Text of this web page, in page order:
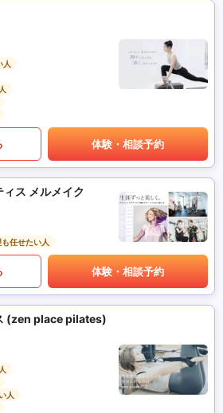
人
体験・相談予約
ス メルメイク
任せたい人
体験・相談予約
(zen place pilates)
人